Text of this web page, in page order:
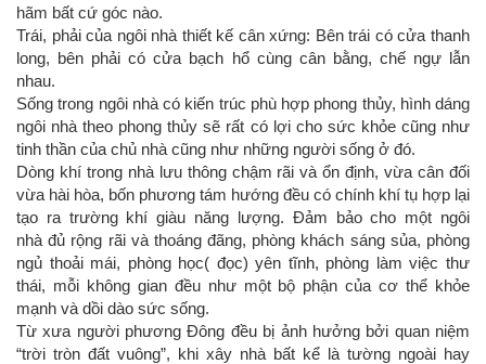
hãm bất cứ góc nào.
Trái, phải của ngôi nhà thiết kế cân xứng: Bên trái có cửa thanh
long, bên phải có cửa bạch hổ cùng cân bằng, chế ngự lẫn
nhau.
Sống trong ngôi nhà có kiến trúc phù hợp phong thủy, hình dáng
ngôi nhà theo phong thủy sẽ rất có lợi cho sức khỏe cũng như
tinh thần của chủ nhà cũng như những người sống ở đó.
Dòng khí trong nhà lưu thông chậm rãi và ổn định, vừa cân đối
vừa hài hòa, bốn phương tám hướng đều có chính khí tụ hợp lại
tạo ra trường khí giàu năng lượng. Đảm bảo cho một ngôi
nhà đủ rộng rãi và thoáng đãng, phòng khách sáng sủa, phòng
ngủ thoải mái, phòng học( đọc) yên tĩnh, phòng làm việc thư
thái, mỗi không gian đều như một bộ phận của cơ thể khỏe
mạnh và dồi dào sức sống.
Từ xưa người phương Đông đều bị ảnh hưởng bởi quan niệm
“trời tròn đất vuông”, khi xây nhà bất kể là tường ngoài hay